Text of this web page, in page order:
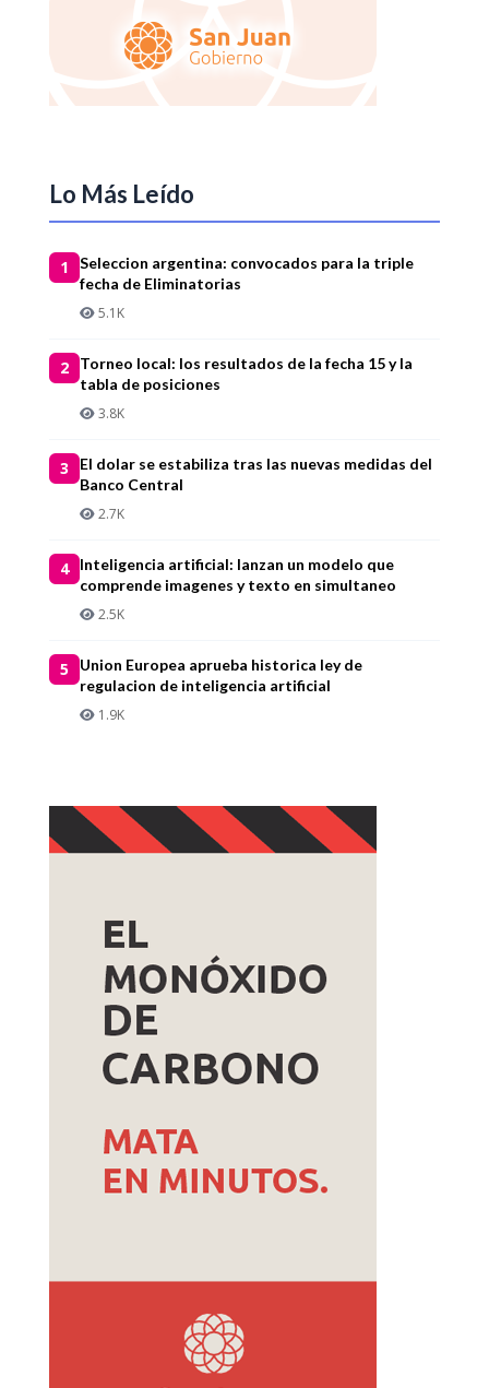
Lo Más Leído
1
Seleccion argentina: convocados para la triple
fecha de Eliminatorias
5.1K
2
Torneo local: los resultados de la fecha 15 y la
tabla de posiciones
3.8K
3
El dolar se estabiliza tras las nuevas medidas del
Banco Central
2.7K
4
Inteligencia artificial: lanzan un modelo que
comprende imagenes y texto en simultaneo
2.5K
5
Union Europea aprueba historica ley de
regulacion de inteligencia artificial
1.9K